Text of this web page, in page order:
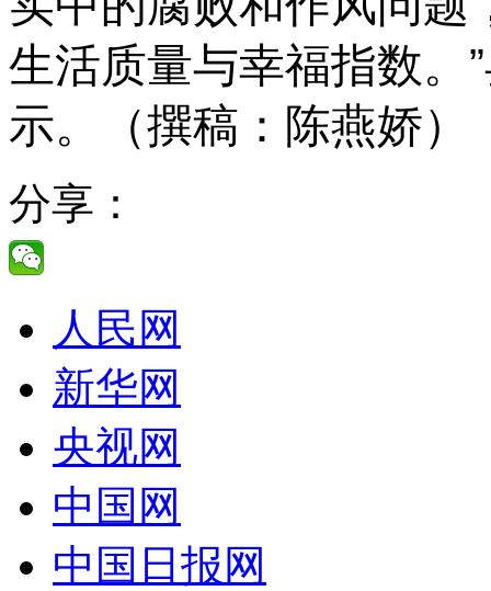
生活质量与幸福指数。
示。
（撰稿：陈燕娇）
分享：
人民网
新华网
央视网
中国网
中国日报网